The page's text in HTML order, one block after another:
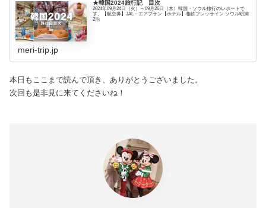
★韓国2024旅行記 目次
2024年09月24日（火）～09月26日（木）韓国・ソウル旅行のレポートで
す。【航空券】JAL・エアプサン【ホテル】相鉄フレッサイン ソウル明洞
2泊
meri-trip.jp
本日もここまで読んで頂き、ありがとうございました。
次回も是非見に来てくださいね！